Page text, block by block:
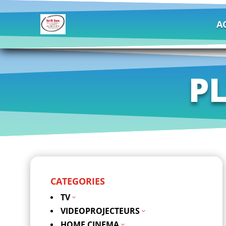
CATEGORIES
TV 3
VIDEOPROJECTEURS 3
3